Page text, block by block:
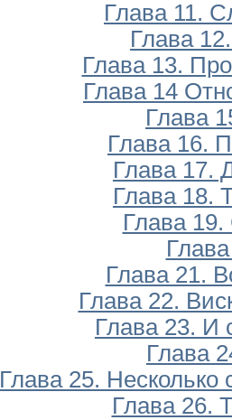
Глава 11.
Глава
Глава 13.
Глава 14
Глава
Глава 16.
Глава 17.
Глава 18.
Глава
Глава 21.
Глава 22.
Глава 23. И
Глава
Глава 25. Несколько
Глава 26.